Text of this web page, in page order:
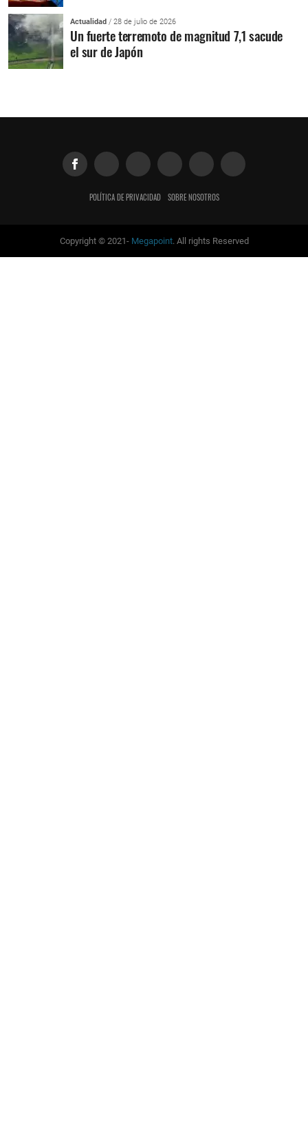
Actualidad / 28 de julio de 2026
Un fuerte terremoto de magnitud 7,1 sacude
el sur de Japón
POLÍTICA DE PRIVACIDAD SOBRE NOSOTROS
Copyright © 2021- Megapoint. All rights Reserved